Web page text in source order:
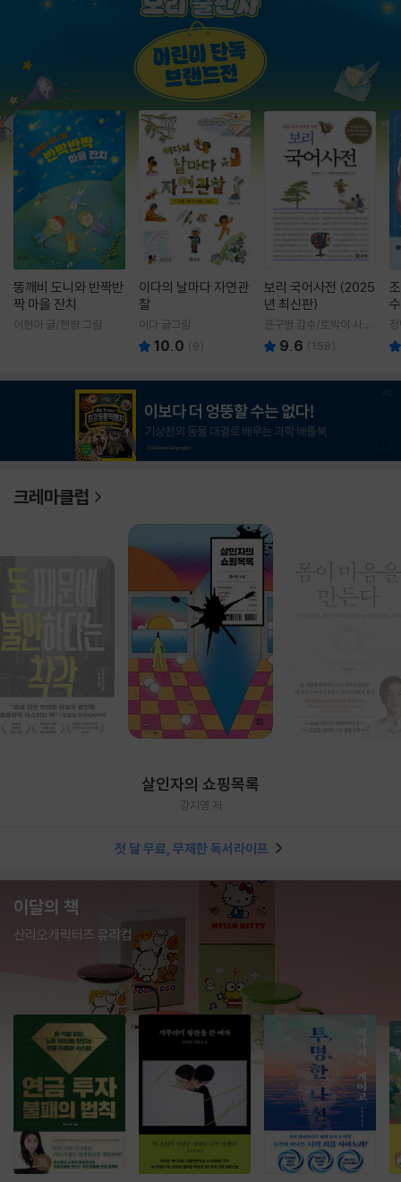
똥깨비 도니와 반짝반
짝 마을 잔치
이현아 글/핸짱 그림
이다의 날마다 자연관
찰
이다 글그림
10.0 (9)
보리 국어사전 (2025
년 최신판)
윤구병 감수/토박이 사전
편찬실 편
9.6 (158)
크레마클럽
살인자의 쇼핑목록
강지영 저
첫 달 무료, 무제한 독서라이프
이달의 책
산리오캐릭터즈 유리컵